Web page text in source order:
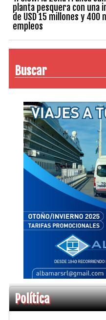
planta pesquera con una
de USD 15 millones y 400
empleos
Buscar
Política